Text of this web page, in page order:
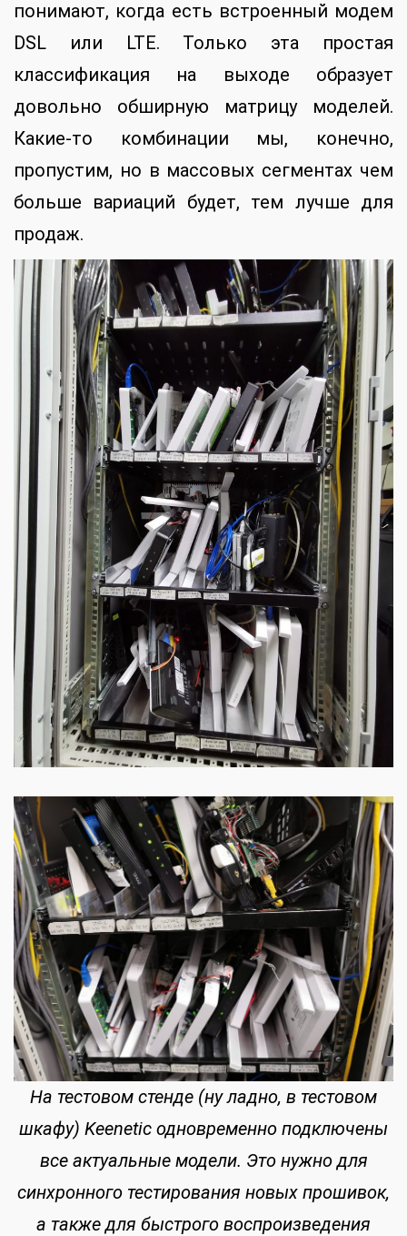
понимают, когда есть встроенный модем
DSL или LTE. Только эта простая
классификация на выходе образует
довольно обширную матрицу моделей.
Какие-то комбинации мы, конечно,
пропустим, но в массовых сегментах чем
больше вариаций будет, тем лучше для
продаж.
На тестовом стенде (ну ладно, в тестовом
шкафу) Keenetic одновременно подключены
все актуальные модели. Это нужно для
синхронного тестирования новых прошивок,
а также для быстрого воспроизведения